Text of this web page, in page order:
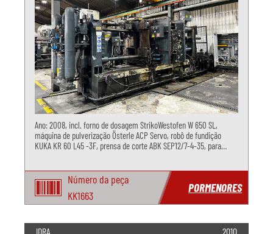
Ano: 2008, incl. forno de dosagem StrikoWestofen W 650 SL,
máquina de pulverização Österle ACP Servo, robô de fundição
KUKA KR 60 L45 -3F, prensa de corte ABK SEP12/7-4-35, para
Número da peça
KK1663
PORMENORES
IDRA 2010